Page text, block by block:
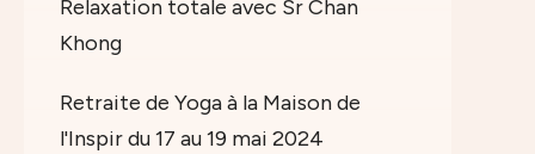
Relaxation totale avec Sr Chan
Khong
Retraite de Yoga à la Maison de
l'Inspir du 17 au 19 mai 2024